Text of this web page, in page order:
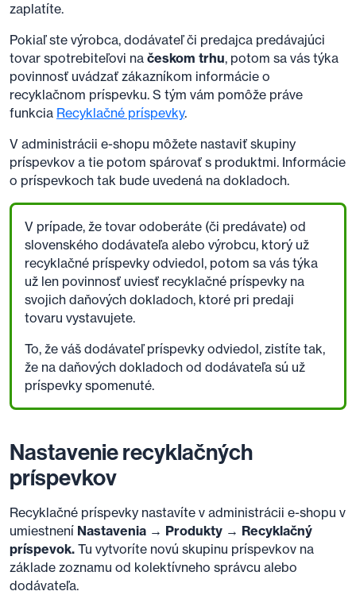
zaplatíte.
Pokiaľ ste výrobca, dodávateľ či predajca predávajúci
tovar spotrebiteľovi na českom trhu, potom sa vás týka
povinnosť uvádzať zákazníkom informácie o
recyklačnom príspevku. S tým vám pomôže práve
funkcia Recyklačné príspevky.
V administrácii e-shopu môžete nastaviť skupiny
príspevkov a tie potom spárovať s produktmi. Informácie
o príspevkoch tak bude uvedená na dokladoch.
V prípade, že tovar odoberáte (či predávate) od
slovenského dodávateľa alebo výrobcu, ktorý už
recyklačné príspevky odviedol, potom sa vás týka
už len povinnosť uviesť recyklačné príspevky na
svojich daňových dokladoch, ktoré pri predaji
tovaru vystavujete.
To, že váš dodávateľ príspevky odviedol, zistíte tak,
že na daňových dokladoch od dodávateľa sú už
príspevky spomenuté.
Nastavenie recyklačných
príspevkov
Recyklačné príspevky nastavíte v administrácii e-shopu v
umiestnení Nastavenia → Produkty → Recyklačný
príspevok. Tu vytvoríte novú skupinu príspevkov na
základe zoznamu od kolektívneho správcu alebo
dodávateľa.